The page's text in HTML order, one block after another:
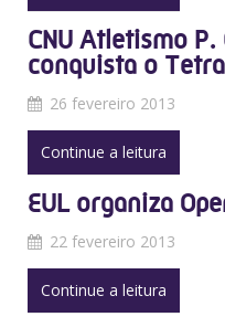
CNU Atletismo
conquista o
26 fevereiro 2013
Continue a leitura
EUL organiza
22 fevereiro 2013
Continue a leitura